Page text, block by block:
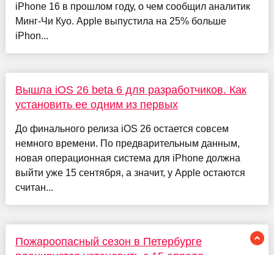
iPhone 16 в прошлом году, о чем сообщил аналитик
Минг-Чи Куо. Apple выпустила на 25% больше
iPhon...
Вышла iOS 26 beta 6 для разработчиков. Как
установить ее одним из первых
До финального релиза iOS 26 остается совсем
немного времени. По предварительным данным,
новая операционная система для iPhone должна
выйти уже 15 сентября, а значит, у Apple остаются
считан...
Пожароопасный сезон в Петербурге